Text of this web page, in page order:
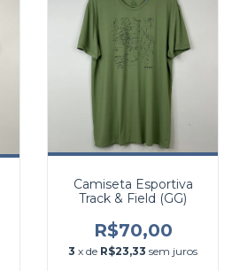
Camiseta Esportiva
Track & Field (GG)
R$70,00
3 x de R$23,33 sem juros